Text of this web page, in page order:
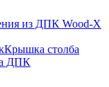
из ДПК Wood-X
Крышка столба
ДПК